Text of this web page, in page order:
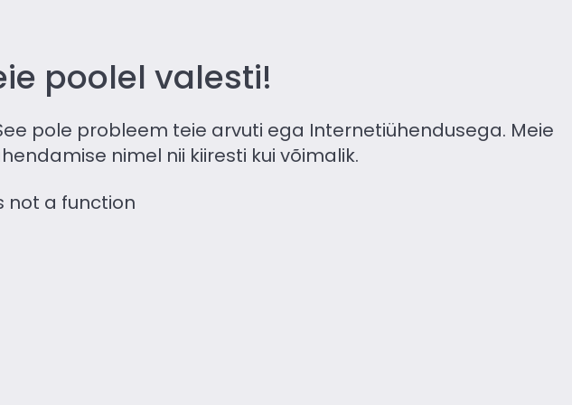
poolel valesti!
pole probleem teie arvuti ega Internetiühendusega. Meie
nimel nii kiiresti kui võimalik.
not a function